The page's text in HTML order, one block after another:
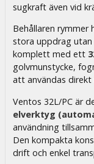
sugkraft även vid
Behållaren rymmer
stora uppdrag utan
komplett med ett
golvmunstycke,
att användas direkt
Ventos 32L/PC är
elverktyg
användning
Den kompakta
drift och enkel